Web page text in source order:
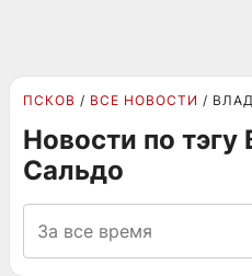
ПСКОВ ВСЕ НОВОСТИ
Новости по
Сальдо